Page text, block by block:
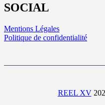
SOCIAL
Mentions Légales
Politique de confidentialité
REEL XV